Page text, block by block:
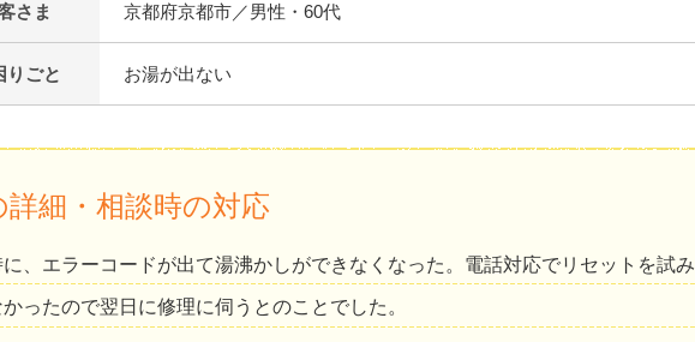
さま 京都府京都市／男性・60代
りごと お湯が出ない
細・相談時の対応
、エラーコードが出て湯沸かしができなくなった。電話対応でリセットを試み
ったので翌日に修理に伺うとのことでした。